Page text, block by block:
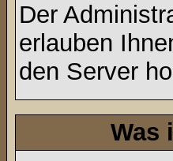
Der
erlauben
den Server
Was